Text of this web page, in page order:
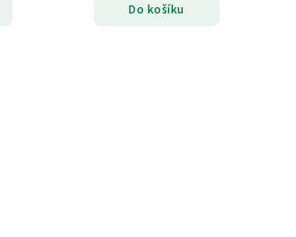
Do košíku